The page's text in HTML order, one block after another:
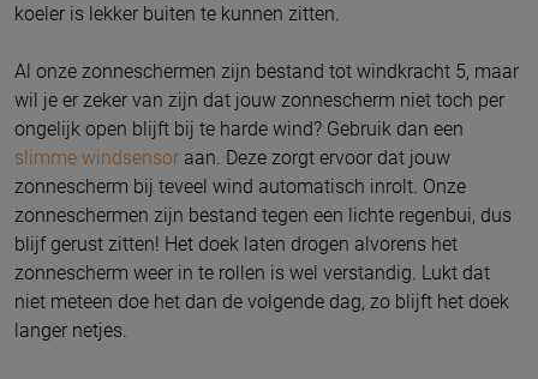
koeler is lekker buiten te kunnen zitten.
Al onze zonneschermen zijn bestand tot windkracht 5, maar
wil je er zeker van zijn dat jouw zonnescherm niet toch per
ongelijk open blijft bij te harde wind? Gebruik dan een
slimme windsensor aan. Deze zorgt ervoor dat jouw
zonnescherm bij teveel wind automatisch inrolt. Onze
zonneschermen zijn bestand tegen een lichte regenbui, dus
blijf gerust zitten! Het doek laten drogen alvorens het
zonnescherm weer in te rollen is wel verstandig. Lukt dat
niet meteen doe het dan de volgende dag, zo blijft het doek
langer netjes.